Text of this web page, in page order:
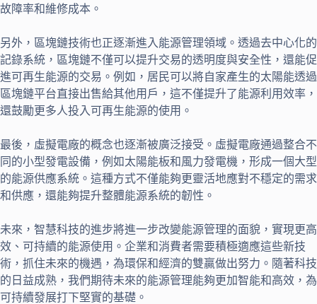
故障率和維修成本。
另外，區塊鏈技術也正逐漸進入能源管理領域。透過去中心化的
記錄系統，區塊鏈不僅可以提升交易的透明度與安全性，還能促
進可再生能源的交易。例如，居民可以將自家產生的太陽能透過
區塊鏈平台直接出售給其他用戶，這不僅提升了能源利用效率，
還鼓勵更多人投入可再生能源的使用。
最後，虛擬電廠的概念也逐漸被廣泛接受。虛擬電廠通過整合不
同的小型發電設備，例如太陽能板和風力發電機，形成一個大型
的能源供應系統。這種方式不僅能夠更靈活地應對不穩定的需求
和供應，還能夠提升整體能源系統的韌性。
未來，智慧科技的進步將進一步改變能源管理的面貌，實現更高
效、可持續的能源使用。企業和消費者需要積極適應這些新技
術，抓住未來的機遇，為環保和經濟的雙贏做出努力。隨著科技
的日益成熟，我們期待未來的能源管理能夠更加智能和高效，為
可持續發展打下堅實的基礎。